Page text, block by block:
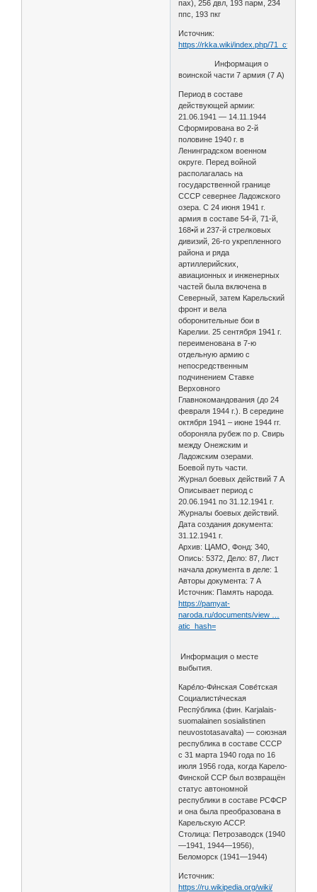
пах), 256 двл, 193 парм, 234
ппс, 193 пкг
Источник:
https://rkka.wiki/index.php/
Информация о
воинской части 7 армия (7 А)
Период в составе
действующей армии:
21.06.1941 — 14.11.1944
Сформирована во 2-й
половине 1940 г. в
Ленинградском военном
округе. Перед войной
располагалась на
государственной границе
СССР севернее Ладожского
озера. С 24 июня 1941 г.
армия в составе 54-й, 71-й,
168•й и 237-й стрелковых
дивизий, 26-го укрепленного
района и ряда
артиллерийских,
авиационных и инженерных
частей была включена в
Северный, затем Карельский
фронт и вела
оборонительные бои в
Карелии. 25 сентября 1941 г.
переименована в 7-ю
отдельную армию с
непосредственным
подчинением Ставке
Верховного
Главнокомандования (до 24
февраля 1944 г.). В середине
октября 1941 – июне 1944 гг.
обороняла рубеж по р. Свирь
между Онежским и
Ладожским озерами.
Боевой путь части.
Журнал боевых действий 7 А
Описывает период с
20.06.1941 по 31.12.1941 г.
Журналы боевых действий.
Дата создания документа:
31.12.1941 г.
Архив: ЦАМО, Фонд: 340,
Опись: 5372, Дело: 87, Лист
начала документа в деле: 1
Авторы документа: 7 А
Источник: Память народа.
https://pamyat-
naroda.ru/documents/view …
atic_hash=
Информация о месте
выбытия.
Каре́ло-Фи́нская Сове́тская
Социалисти́ческая
Респу́блика (фин. Karjalais-
suomalainen sosialistinen
neuvostotasavalta) — союзная
республика в составе СССР
с 31 марта 1940 года по 16
июля 1956 года, когда Карело-
Финской ССР был возвращён
статус автономной
республики в составе РСФСР
и она была преобразована в
Карельскую АССР.
Столица: Петрозаводск (1940
—1941, 1944—1956),
Беломорск (1941—1944)
Источник:
https://ru.wikipedia.org/wiki/